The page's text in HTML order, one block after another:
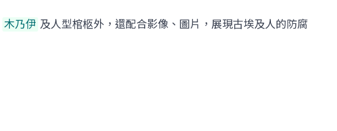
木乃伊 及人型棺柩外，還配合影像、圖片，展現古埃及人的防腐